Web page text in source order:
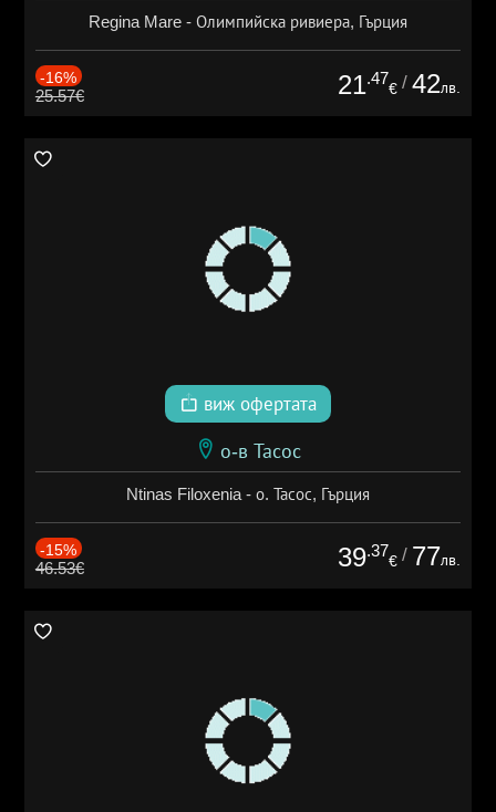
Regina Mare - Олимпийска ривиера, Гърция
-16%
25.57€ 21.47
€ / 42лв.
виж офертата
о-в Тасос
Ntinas Filoxenia - о. Тасос, Гърция
-15%
46.53€ 39.37
€ / 77лв.